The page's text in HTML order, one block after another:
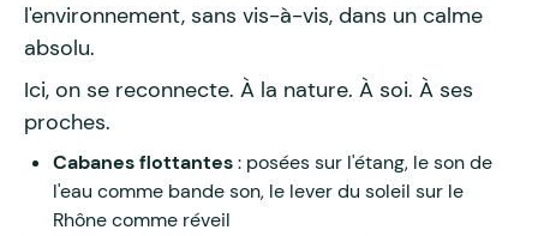
l'environnement, sans vis-à-vis, dans un calme
absolu.
Ici, on se reconnecte. À la nature. À soi. À ses
proches.
Cabanes flottantes: posées sur l'étang, le son de
l'eau comme bande son, le lever du soleil sur le
Rhône comme réveil